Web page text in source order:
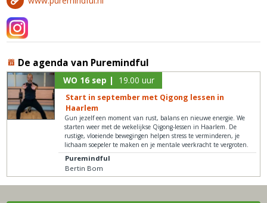
De agenda van Puremindful
WO 16 sep | 19.00 uur
Start in september met Qigong lessen in
Haarlem
Gun jezelf een moment van rust, balans en nieuwe energie. We
starten weer met de wekelijkse Qigong-lessen in Haarlem. De
rustige, vloeiende bewegingen helpen stress te verminderen, je
lichaam soepeler te maken en je mentale veerkracht te vergroten.
Puremindful
Bertin Bom